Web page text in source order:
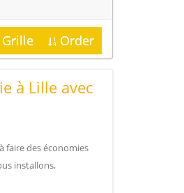
Grille Order
à Lille avec
faire des économies
installons,